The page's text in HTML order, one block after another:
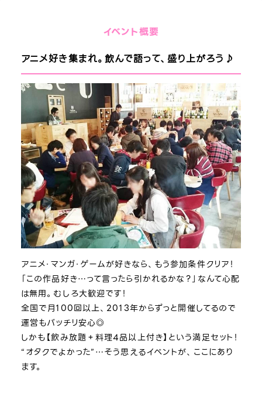
イベント概要
アニメ好き集まれ。飲んで語って、盛り上がろう♪
アニメ・マンガ・ゲームが好きなら、もう参加条件クリア！
「この作品好き…って言ったら引かれるかな？」なんて心配
は無用。むしろ大歓迎です！
全国で月100回以上、2013年からずっと開催してるので
運営もバッチリ安心◎
しかも【飲み放題＋料理4品以上付き】という満足セット！
“オタクでよかった”…そう思えるイベントが、ここにあり
ます。